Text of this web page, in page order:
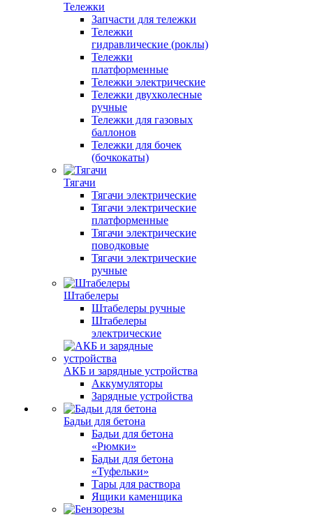
Тележки
Запчасти для тележки
Тележки
гидравлические (роклы)
Тележки
платформенные
Тележки электрические
Тележки двухколесные
ручные
Тележки для газовых
баллонов
Тележки для бочек
(бочкокаты)
Тягачи
Тягачи электрические
Тягачи электрические
платформенные
Тягачи электрические
поводковые
Тягачи электрические
ручные
Штабелеры
Штабелеры ручные
Штабелеры
электрические
АКБ и зарядные устройства
Аккумуляторы
Зарядные устройства
Бадьи для бетона
Бадьи для бетона
«Рюмки»
Бадьи для бетона
«Туфельки»
Тары для раствора
Ящики каменщика